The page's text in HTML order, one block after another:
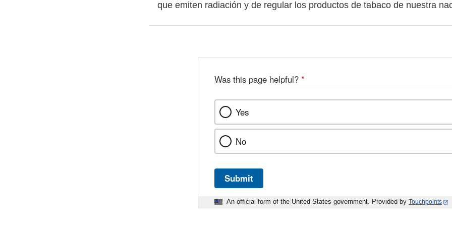
que emiten radiación y de regular los productos de tabaco de nuestra
Was this page helpful? *
Yes
No
Submit
An official form of the United States government. Provided by Touchpoints